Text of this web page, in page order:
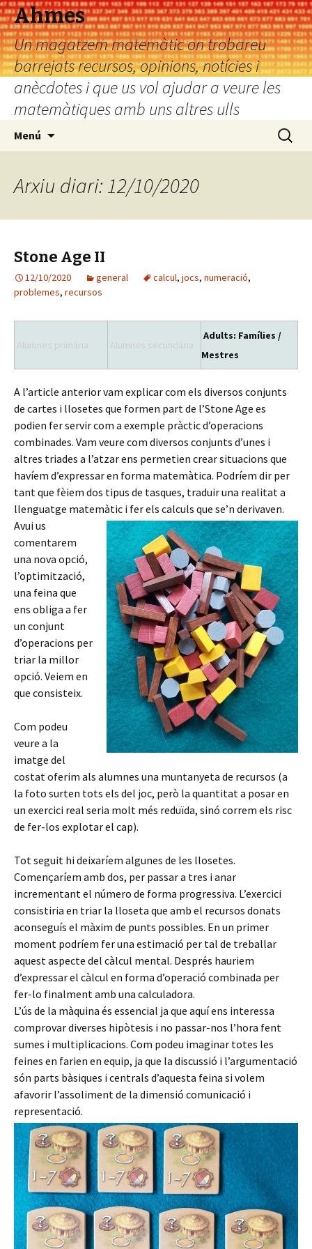
Ahmes
Un magatzem matemàtic on trobareu
barrejats recursos, opinions, notícies i
anècdotes i que us vol ajudar a veure les
matemàtiques amb uns altres ulls
Menú Cerca:
Arxiu diari: 12/10/2020
Stone Age II
12/10/2020 general calcul, jocs, numeració,
problemes, recursos
Alumnes primària Alumnes secundària
Adults: Famílies /
Mestres
A l’article anterior vam explicar com els diversos conjunts
de cartes i llosetes que formen part de l’Stone Age es
podien fer servir com a exemple pràctic d’operacions
combinades. Vam veure com diversos conjunts d’unes i
altres triades a l’atzar ens permetien crear situacions que
havíem d’expressar en forma matemàtica. Podríem dir per
tant que fèiem dos tipus de tasques, traduir una realitat a
llenguatge matemàtic i fer els calculs que se’n derivaven.
Avui us
comentarem
una nova opció,
l’optimització,
una feina que
ens obliga a fer
un conjunt
d’operacions per
triar la millor
opció. Veiem en
que consisteix.
Com podeu
veure a la
imatge del
costat oferim als alumnes una muntanyeta de recursos (a
la foto surten tots els del joc, però la quantitat a posar en
un exercici real seria molt més reduïda, sinó correm els risc
de fer-los explotar el cap).
Tot seguit hi deixaríem algunes de les llosetes.
Començaríem amb dos, per passar a tres i anar
incrementant el número de forma progressiva. L’exercici
consistiria en triar la lloseta que amb el recursos donats
aconseguís el màxim de punts possibles. En un primer
moment podríem fer una estimació per tal de treballar
aquest aspecte del càlcul mental. Després hauriem
d’expressar el càlcul en forma d’operació combinada per
fer-lo finalment amb una calculadora.
L’ús de la màquina és essencial ja que aquí ens interessa
comprovar diverses hipòtesis i no passar-nos l’hora fent
sumes i multiplicacions. Com podeu imaginar totes les
feines en farien en equip, ja que la discussió i l’argumentació
són parts bàsiques i centrals d’aquesta feina si volem
afavorir l’assoliment de la dimensió comunicació i
representació.